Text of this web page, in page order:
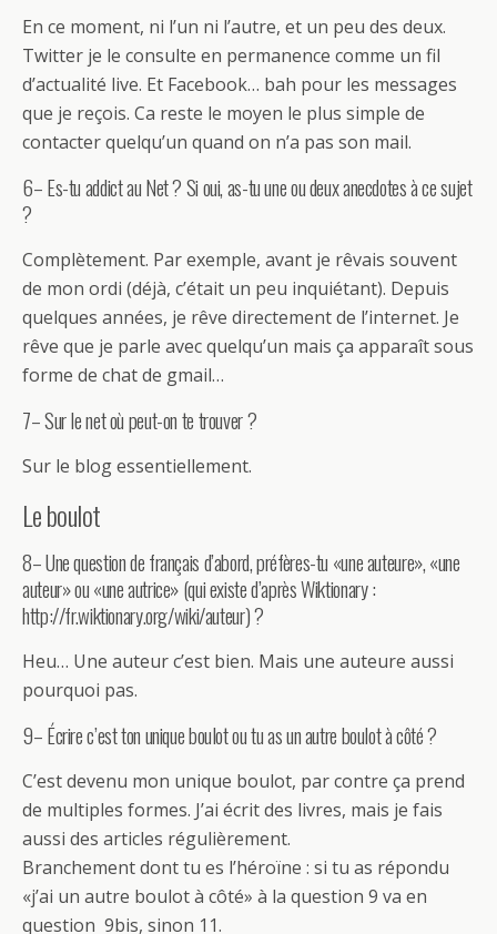
En ce moment, ni l’un ni l’autre, et un peu des deux.
Twitter je le consulte en permanence comme un fil
d’actualité live. Et Facebook… bah pour les messages
que je reçois. Ca reste le moyen le plus simple de
contacter quelqu’un quand on n’a pas son mail.
6– Es-tu addict au Net ? Si oui, as-tu une ou deux anecdotes à ce sujet
?
Complètement. Par exemple, avant je rêvais souvent
de mon ordi (déjà, c’était un peu inquiétant). Depuis
quelques années, je rêve directement de l’internet. Je
rêve que je parle avec quelqu’un mais ça apparaît sous
forme de chat de gmail…
7– Sur le net où peut-on te trouver ?
Sur le blog essentiellement.
Le boulot
8– Une question de français d’abord, préfères-tu «une auteure», «une
auteur» ou «une autrice» (qui existe d’après Wiktionary :
http://fr.wiktionary.org/wiki/auteur) ?
Heu… Une auteur c’est bien. Mais une auteure aussi
pourquoi pas.
9– Écrire c’est ton unique boulot ou tu as un autre boulot à côté ?
C’est devenu mon unique boulot, par contre ça prend
de multiples formes. J’ai écrit des livres, mais je fais
aussi des articles régulièrement.
Branchement dont tu es l’héroïne : si tu as répondu
«j’ai un autre boulot à côté» à la question 9 va en
question 9bis, sinon 11.